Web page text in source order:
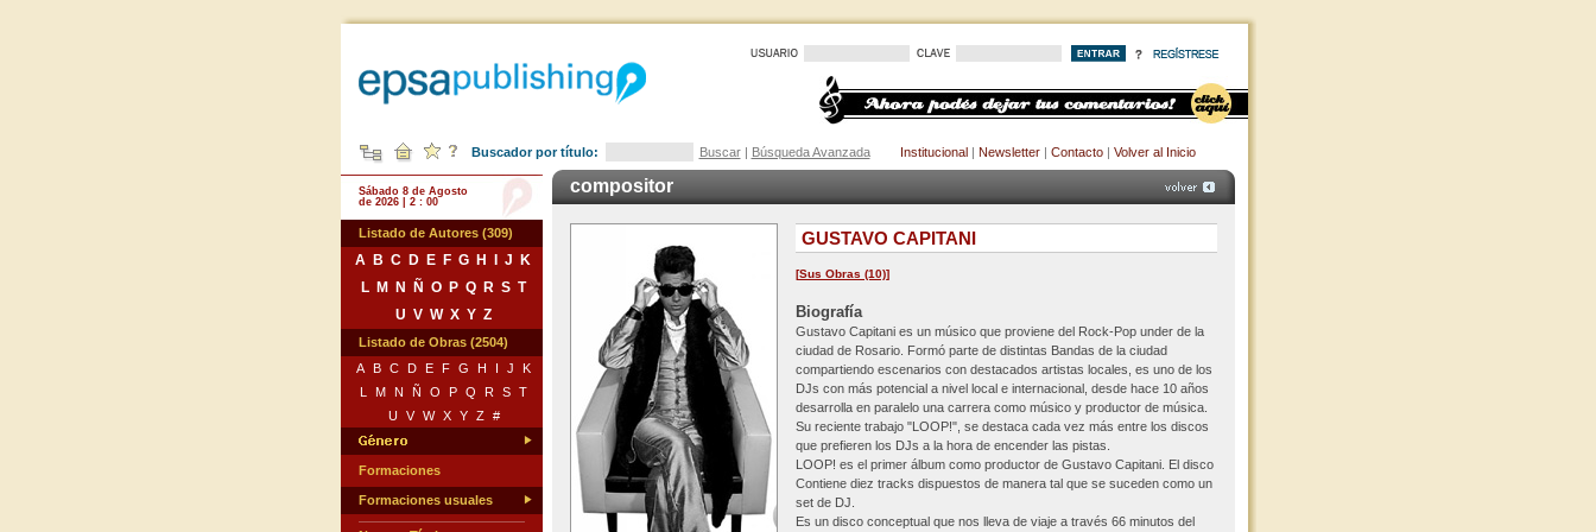
Buscador por título: Buscar| Búsqueda Avanzada Institucional| Newsletter| Contacto| Volver al Inicio
Sábado 8 de Agosto
de 2026 | 2 : 00
Listado de Autores (309)
A B C D E F G H J
K
L
M N Ñ O P Q R S T
U V W X Y Z
Listado de Obras (2504)
A
B C D E F G H I J
K
L
M N Ñ O P Q R S T
U
V W X Y Z #
Formaciones
Formaciones usuales
compositor
GUSTAVO CAPITANI
[Sus Obras (10)]
Biografía
Gustavo Capitani es un músico que proviene del Rock-Pop under de la
ciudad de Rosario. Formó parte de distintas Bandas de la ciudad
compartiendo escenarios con destacados artistas locales, es uno de los
DJs con más potencial a nivel local e internacional, desde hace 10 años
desarrolla en paralelo una carrera como músico y productor de música.
Su reciente trabajo "LOOP!", se destaca cada vez más entre los discos
que prefieren los DJs a la hora de encender las pistas.
LOOP! es el primer álbum como productor de Gustavo Capitani. El disco
Contiene diez tracks dispuestos de manera tal que se suceden como un
set de DJ.
Es un disco conceptual que nos lleva de viaje a través 66 minutos del